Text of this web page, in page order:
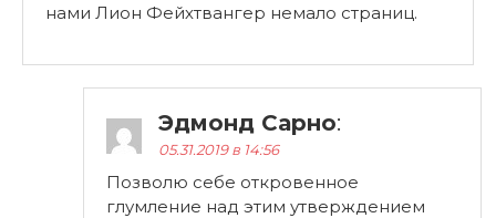
нами Лион Фейхтвангер немало страниц.
Эдмонд Сарно:
05.31.2019 в 14:56
Позволю себе откровенное
глумление над этим утверждением